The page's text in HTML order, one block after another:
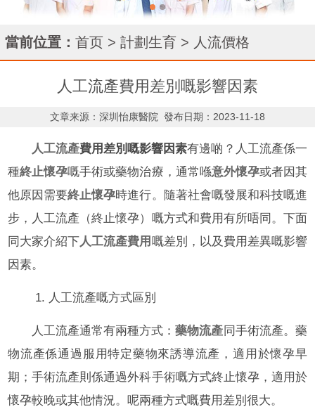
當前位置： 首页 > 計劃生育 > 人流價格
人工流產費用差別嘅影響因素
文章来源：深圳怡康醫院 發布日期：2023-11-18
人工流產費用差別嘅影響因素有邊啲？人工流產係一
種終止懷孕嘅手術或藥物治療，通常喺意外懷孕或者因其
他原因需要終止懷孕時進行。隨著社會嘅發展和科技嘅進
步，人工流產（終止懷孕）嘅方式和費用有所唔同。下面
同大家介紹下人工流產費用 嘅差別，以及費用差異嘅影響
因素。
1. 人工流產嘅方式區別
人工流產通常有兩種方式：藥物流產同手術流產。藥
物流產係通過服用特定藥物來誘導流產，適用於懷孕早
期；手術流產則係通過外科手術嘅方式終止懷孕，適用於
懷孕較晚或其他情況。呢兩種方式嘅費用差別很大。